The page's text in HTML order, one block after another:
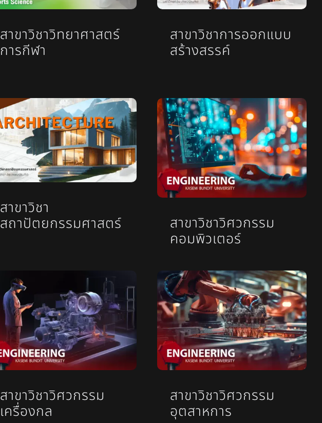
สาขาวิชาวิทยาศาสตร์
การกีฬา
สาขาวิชาการออกแบบ
สร้างสรรค์
สาขาวิชา
สถาปัตยกรรมศาสตร์ สาขาวิชาวิศวกรรม
คอมพิวเตอร์
สาขาวิชาวิศวกรรม
เครื่องกล
สาขาวิชาวิศวกรรม
อุตสาหการ